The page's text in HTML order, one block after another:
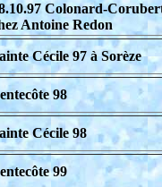
Colonard-
Antoine Redon
Cécile 97 à Sorèze
98
Cécile 98
99